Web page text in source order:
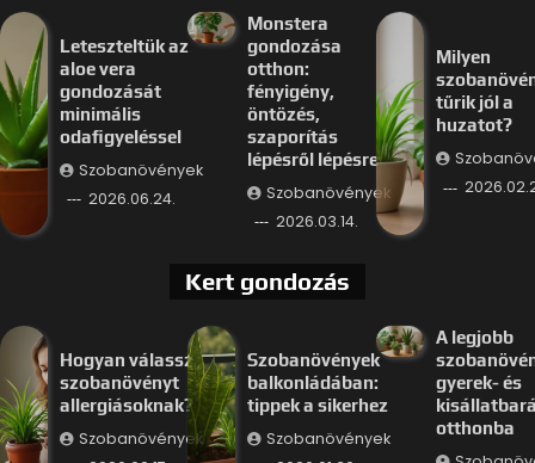
Leteszteltük az
aloe vera
gondozását
minimális
odafigyeléssel
Szobanövények
2026.06.24.
Monstera
gondozása
otthon:
fényigény,
öntözés,
szaporítás
lépésről lépésre
Szobanövények
2026.03.14.
Milyen
tűrik jól a
huzatot?
Kert gondozás
Hogyan válassz
szobanövényt
allergiásoknak?
Szobanövények
Szobanövények
balkonládában:
tippek a sikerhez
Szobanövények
A legjobb
gyerek- és
otthonba